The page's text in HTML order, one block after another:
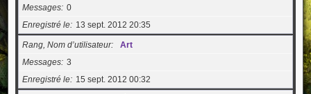
Messages 0
Enregistré le
13 sept. 2012 20:35
Rang, Nom d’utilisateur
Art
Messages 3
Enregistré le
15 sept. 2012 00:32